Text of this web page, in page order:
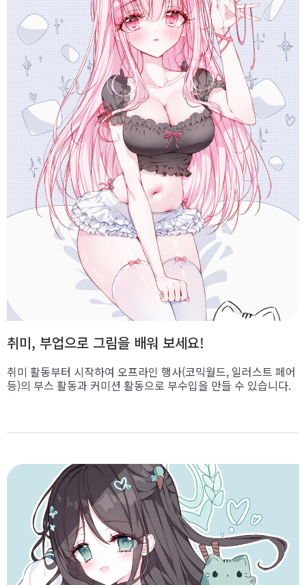
취미, 부업으로 그림을 배워 보세요!
취미 활동부터 시작하여 오프라인 행사(코믹월드, 일러스트 페어
등)의 부스 활동과 커미션 활동으로 부수입을 만들 수 있습니다.